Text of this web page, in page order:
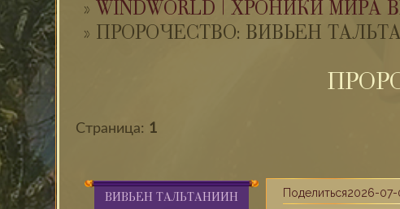
» WINDWORLD | ХРОНИКИ МИРА
» ПРОРОЧЕСТВО: ВИВЬЕН
Страница: 1
Поделиться2026-07-
ВИВЬЕН ТАЛЬТАНИИН